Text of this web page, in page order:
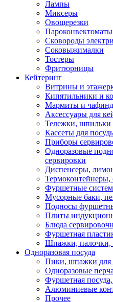
Лампы
Миксеры
Овощерезки
Сковороды
Соковыжималки
Тостеры
Фритюрницы
Кейтеринг
Витрины и
Кипятильники и
Мармиты и
Аксессуары для
Тележки, шпильки
Кассеты для
Приборы
Одноразовые
сервировки
Диспенсеры,
Термоконтейнеры,
Фуршетные
Мусорные баки,
Подносы
Плиты
Блюда
Фуршетная
Шпажки, палочки,
Одноразовая посуда
Пики, шпажки для
Одноразовые
Фуршетная
Алюминиевые
Прочее